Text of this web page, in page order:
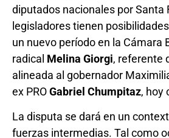
diputados nacionales por Santa
legisladores tienen
un nuevo período en la Cámara
radical Melina Giorgi, referente
alineada al gobernador
ex PROGabriel Chumpitaz, hoy
La disputa se dará en un
fuerzas intermedias. Tal como